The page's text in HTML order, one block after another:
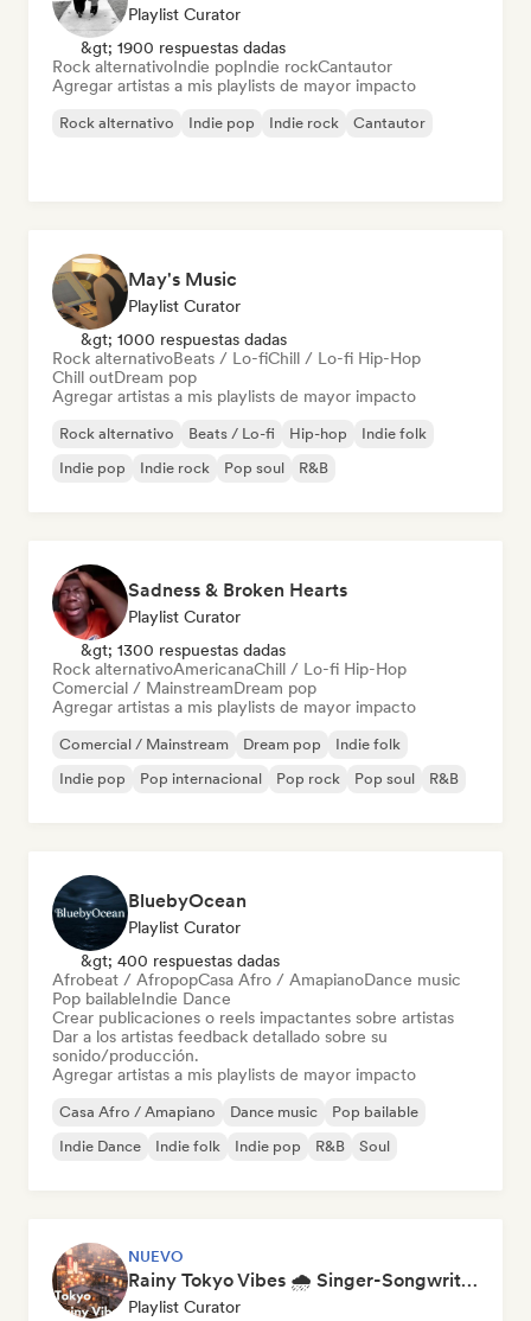
Playlist Curator
&gt; 1900 respuestas dadas
Rock alternativoIndie popIndie rockCantautor
Agregar artistas a mis playlists de mayor impacto
Rock alternativo Indie pop Indie rock Cantautor
May's Music
Playlist Curator
&gt; 1000 respuestas dadas
Rock alternativoBeats / Lo-fiChill / Lo-fi Hip-Hop
Chill outDream pop
Agregar artistas a mis playlists de mayor impacto
Rock alternativo Beats / Lo-fi Hip-hop
Indie folk
Indie pop
Indie rock Pop soul R&B
Sadness & Broken Hearts
Playlist Curator
&gt; 1300 respuestas dadas
Rock alternativoAmericanaChill / Lo-fi Hip-Hop
Comercial / MainstreamDream pop
Agregar artistas a mis playlists de mayor impacto
Comercial / Mainstream Dream pop
Indie folk
Indie pop
Pop internacional Pop rock Pop soul R&B
BluebyOcean
Playlist Curator
&gt; 400 respuestas dadas
Afrobeat / AfropopCasa Afro / AmapianoDance music
Pop bailableIndie Dance
Crear publicaciones o reels impactantes sobre artistas
Dar a los artistas feedback detallado sobre su
sonido/producción.
Agregar artistas a mis playlists de mayor impacto
Casa Afro / Amapiano Dance music
Pop bailable
Indie Dance
Indie folk Indie pop R&B Soul
NUEVO
Rainy Tokyo Vibes 🌧️ Singer-Songwriter, Dream Pop & Neoclassical
Playlist Curator